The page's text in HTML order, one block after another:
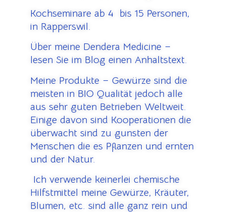
Kochseminare ab 4 bis 15 Personen,
in Rapperswil.
Über meine Dendera Medicine –
lesen Sie im Blog einen Anhaltstext.
Meine Produkte – Gewürze sind die
meisten in BIO Qualität jedoch alle
aus sehr guten Betrieben Weltweit.
Einige davon sind Kooperationen die
überwacht sind zu gunsten der
Menschen die es Pflanzen und ernten
und der Natur.
Ich verwende keinerlei chemische
Hilfstmittel meine Gewürze, Kräuter,
Blumen, etc. sind alle ganz rein und